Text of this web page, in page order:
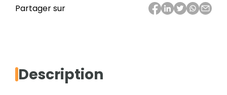
Tenue
Partager sur
Description